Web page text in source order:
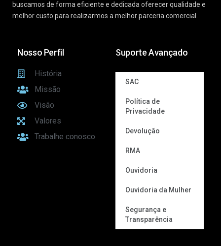
buscamos de forma eficiente e dedicada oferecer qualidade e
melhor custo para realizarmos a melhor parceria comercial.
Nosso Perfil
História
Missão
Visão
Valores
Trabalhe conosco
Suporte Avançado
SAC
Política de
Privacidade
Devolução
RMA
Ouvidoria
Ouvidoria da Mulher
Segurança e
Transparência